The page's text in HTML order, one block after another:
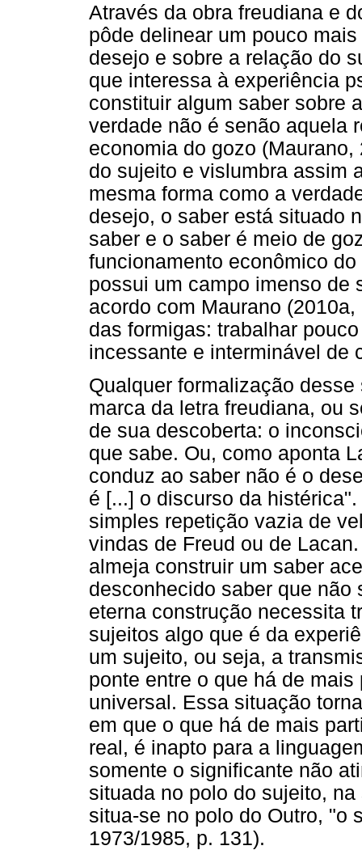
Através da obra freudiana e
pôde delinear um pouco
desejo e sobre a relação do
que interessa à experiência
constituir algum saber sobre
verdade não é senão aquela
economia do gozo
do sujeito e vislumbra assim
mesma forma como a
desejo, o saber está situado
saber e o saber é meio de
funcionamento econômico
possui um campo imenso de
acordo com Maurano
das formigas: trabalhar
incessante e interminável de
Qualquer formalização
marca da letra freudiana, ou
de sua descoberta: o
que sabe. Ou, como aponta
conduz ao saber não é o
é [...] o discurso da
simples repetição vazia de
vindas de Freud ou de
almeja construir um saber
desconhecido saber que não
eterna construção necessita
sujeitos algo que é da
um sujeito, ou seja, a
ponte entre o que há de
universal. Essa situação
em que o que há de mais
real, é inapto para a
somente o significante não
situada no polo do sujeito,
situa-se no polo do Outro, "o
1973/1985, p. 131).